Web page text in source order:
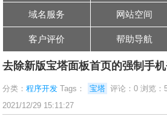
域名服务 网站空间
客户评价 帮助导航
去除新版宝塔面板首页的强制手
分类：程序开发 Tags： 宝塔 评论：0 浏览：
2021/12/29 15:11:27